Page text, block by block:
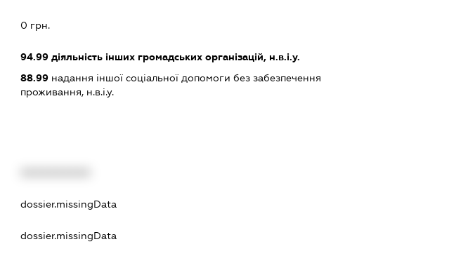
0 грн.
94.99 діяльність інших громадських організацій, н.в.і.у.
88.99 надання іншої соціальної допомоги без забезпечення
проживання, н.в.і.у.
dossier.missingData
dossier.missingData